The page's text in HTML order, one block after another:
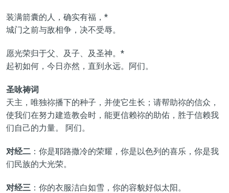
装满箭囊的人，确实有福，*
城门之前与敌相争，决不受辱。
愿光荣归于父、及子、及圣神。*
起初如何，今日亦然，直到永远。阿们。
圣咏祷词
天主，唯独祢播下的种子，并使它生长；请帮助祢的信众，
使我们在努力建造教会时，能更信赖祢的助佑，胜于信赖我
们自己的力量。 阿们。
对经二：你是耶路撒冷的荣耀，你是以色列的喜乐，你是我
们民族的大光荣。
对经三 ：你的衣服洁白如雪，你的容貌好似太阳。